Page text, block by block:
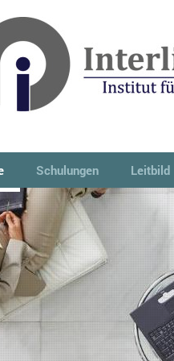
Schulungen Leitbild